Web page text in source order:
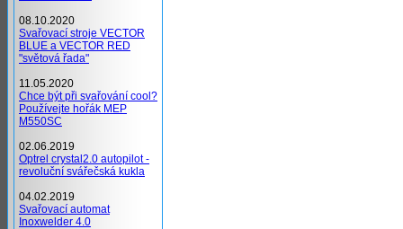
08.10.2020
Svařovací stroje VECTOR
BLUE a VECTOR RED
"světová řada"
11.05.2020
Chce být při svařování cool?
Používejte hořák MEP
M550SC
02.06.2019
Optrel crystal2.0 autopilot -
revoluční svářečská kukla
04.02.2019
Svařovací automat
Inoxwelder 4.0